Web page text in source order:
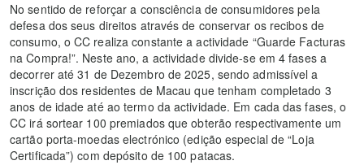
No sentido de reforçar a consciência de consumidores pela
defesa dos seus direitos através de conservar os recibos de
consumo, o CC realiza constante a actividade “Guarde Facturas
na Compra!”. Neste ano, a actividade divide-se em 4 fases a
decorrer até 31 de Dezembro de 2025, sendo admissível a
inscrição dos residentes de Macau que tenham completado 3
anos de idade até ao termo da actividade. Em cada das fases, o
CC irá sortear 100 premiados que obterão respectivamente um
cartão porta-moedas electrónico (edição especial de “Loja
Certificada”) com depósito de 100 patacas.